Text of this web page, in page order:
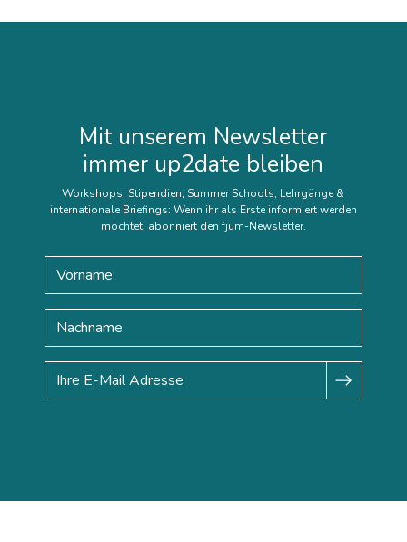
Mit unserem Newsletter
immer up2date bleiben
Workshops, Stipendien, Summer Schools, Lehrgänge &
internationale Briefings: Wenn ihr als Erste informiert werden
möchtet, abonniert den fjum-Newsletter.